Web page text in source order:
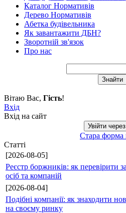
Каталог Нормативів
Дерево Нормативів
Абетка будівельника
Як завантажити ДБН?
Зворотній зв'язок
Про нас
Вітаю Вас, Гість!
Вхід
Вхід на сайт
Увійти
Стара форма
Статті
[2026-08-05]
Реєстр боржників: як перевірити
осіб та компаній
[2026-08-04]
Подібні компанії: як знаходити
на своєму ринку